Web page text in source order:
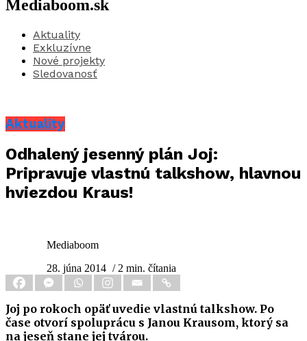
Mediaboom.sk
Aktuality
Exkluzívne
Nové projekty
Sledovanosť
Aktuality
Odhalený jesenný plán Joj:
Pripravuje vlastnú talkshow, hlavnou
hviezdou Kraus!
Mediaboom
28. júna 2014 / 2 min. čítania
Joj po rokoch opäť uvedie vlastnú talkshow. Po
čase otvorí spoluprácu s Janou Krausom, ktorý sa
na jeseň stane jej tvárou.